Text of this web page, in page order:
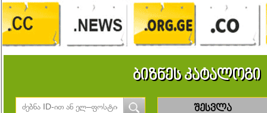
ბიზნეს კატალოგი
შესვლა